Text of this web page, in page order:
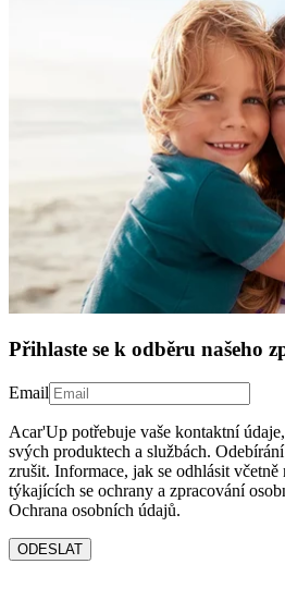
Přihlaste se k odběru našeho
Email
Acar'Up potřebuje vaše kontaktní
svých produktech a službách.
zrušit. Informace, jak se odhlásit
týkajících se ochrany a zpracování
Ochrana osobních údajů.
ODESLAT